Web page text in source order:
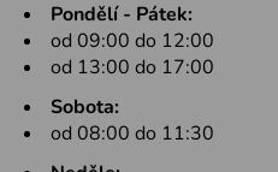
Pondělí - Pátek:
od 09:00 do 12:00
od 13:00 do 17:00
Sobota:
od 08:00 do 11:30